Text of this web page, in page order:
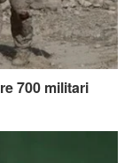
700 militari